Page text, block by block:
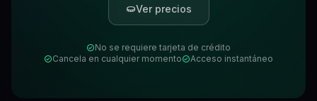
Ver precios
No se requiere tarjeta de crédito
Cancela en cualquier momento
Acceso instantáneo